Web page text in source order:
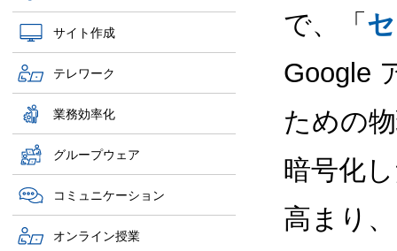
サイト作成
テレワーク
業務効率化
グループウェア
コミュニケーション
オンライン授業
で、「
Google
ための
暗号化
高まり